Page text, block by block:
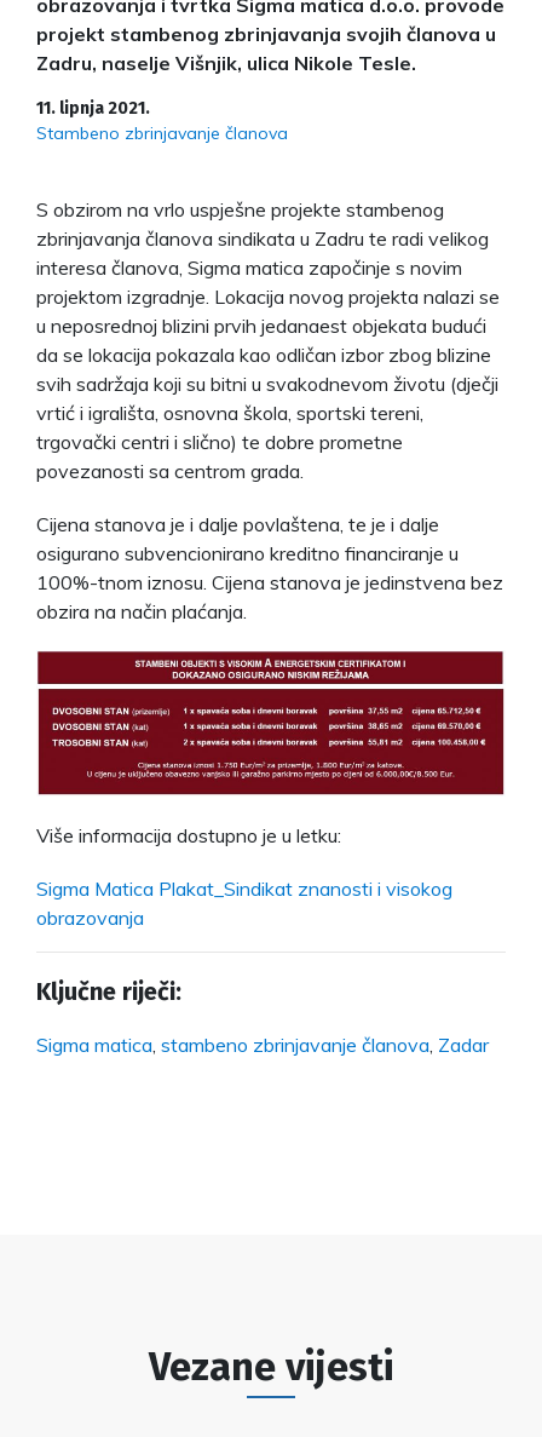
projekt stambenog zbrinjavanja svojih članova u
Zadru, naselje Višnjik, ulica Nikole Tesle.
11. lipnja 2021.
Stambeno zbrinjavanje članova
S obzirom na vrlo uspješne projekte stambenog
zbrinjavanja članova sindikata u Zadru te radi velikog
interesa članova, Sigma matica započinje s novim
projektom izgradnje. Lokacija novog projekta nalazi se
u neposrednoj blizini prvih jedanaest objekata budući
da se lokacija pokazala kao odličan izbor zbog blizine
svih sadržaja koji su bitni u svakodnevom životu (dječji
vrtić i igrališta, osnovna škola, sportski tereni,
trgovački centri i slično) te dobre prometne
povezanosti sa centrom grada.
Cijena stanova je i dalje povlaštena, te je i dalje
osigurano subvencionirano kreditno financiranje u
100%-tnom iznosu. Cijena stanova je jedinstvena bez
obzira na način plaćanja.
Više informacija dostupno je u letku:
Sigma Matica Plakat_Sindikat znanosti i visokog
obrazovanja
Ključne riječi:
Sigma matica stambeno zbrinjavanje članova Zadar
Vezane vijesti